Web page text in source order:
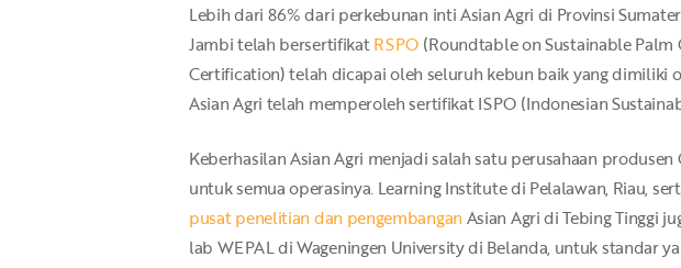
Lebih dari 86% dari perkebunan inti Asian Agri di Provinsi
Jambi telah bersertifikatRSPO (Roundtable on Sustainable Palm
Certification) telah dicapai oleh seluruh kebun baik yang dimiliki
Asian Agri telah memperoleh sertifikat ISPO (Indonesian
Keberhasilan Asian Agri menjadi salah satu perusahaan
untuk semua operasinya. Learning Institute di Pelalawan, Riau,
pusat penelitian dan pengembangan Asian Agri di Tebing Tinggi
lab WEPAL di Wageningen University di Belanda, untuk standar